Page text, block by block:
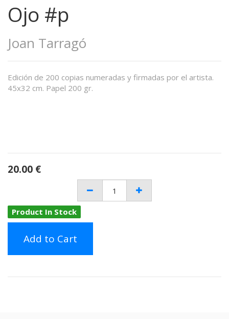
Ojo #p
Joan Tarragó
Edición de 200 copias numeradas y firmadas por el artista.
45x32 cm. Papel 200 gr.
20.00 €
Product In Stock
Add to Cart